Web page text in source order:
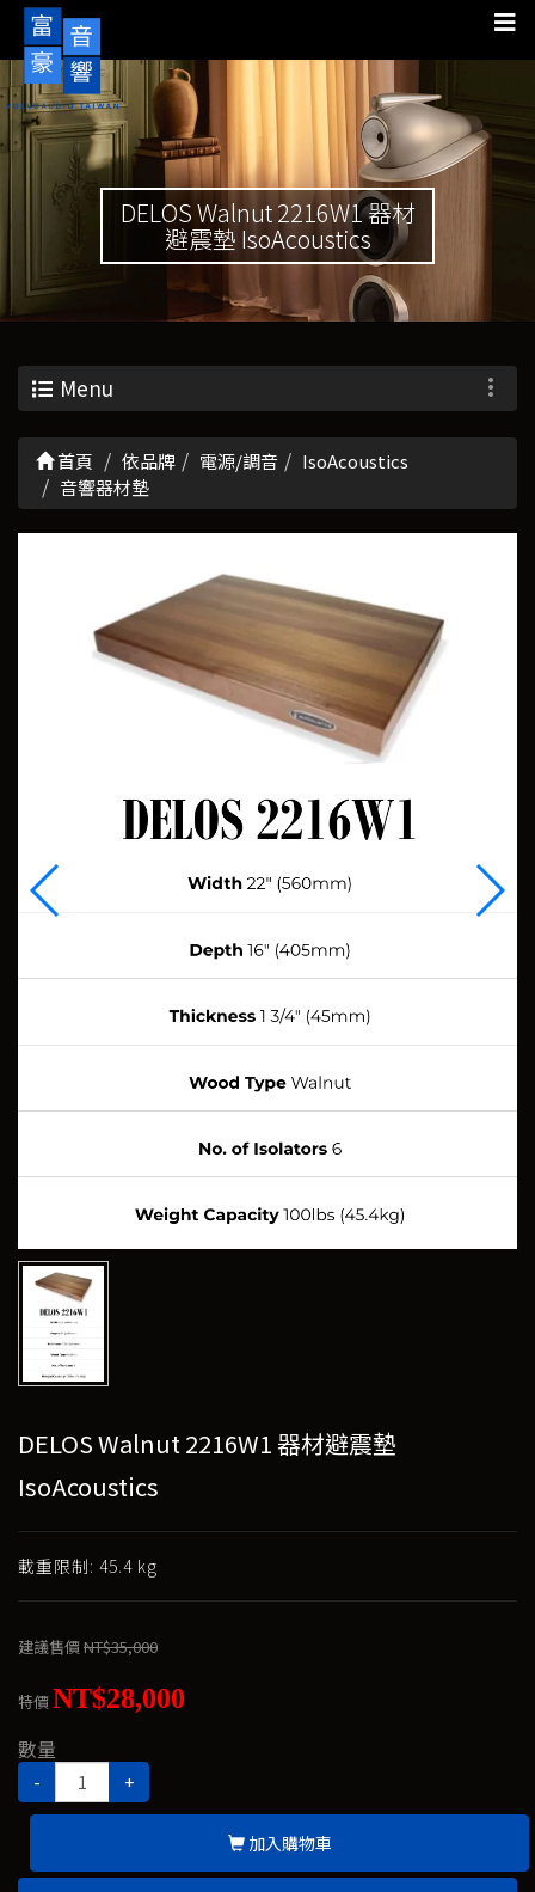
DELOS Walnut 2216W1 器材
避震墊 IsoAcoustics
Menu
首頁 依品牌 電源/調音
IsoAcoustics
音響器材墊
DELOS Walnut 2216W1 器材避震墊
IsoAcoustics
載重限制: 45.4 kg
建議售價NT$35,000
特價NT$28,000
數量
- +
加入購物車